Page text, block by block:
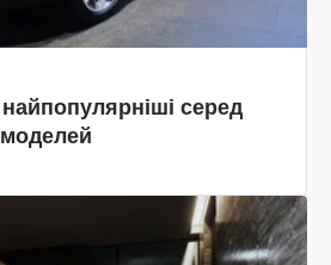
серед
моделей